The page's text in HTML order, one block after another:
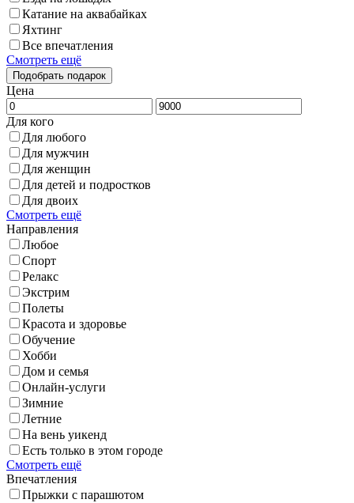
Катание на аквабайках
Яхтинг
Все впечатления
Смотреть ещё
Цена
Для кого
Для любого
Для мужчин
Для женщин
Для детей и подростков
Для двоих
Смотреть ещё
Направления
Любое
Спорт
Релакс
Экстрим
Полеты
Красота и здоровье
Обучение
Хобби
Дом и семья
Онлайн-услуги
Зимние
Летние
На вень уикенд
Есть только в этом городе
Смотреть ещё
Впечатления
Прыжки с парашютом